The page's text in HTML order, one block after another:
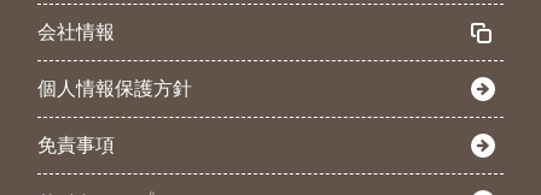
会社情報
個人情報保護方針
免責事項